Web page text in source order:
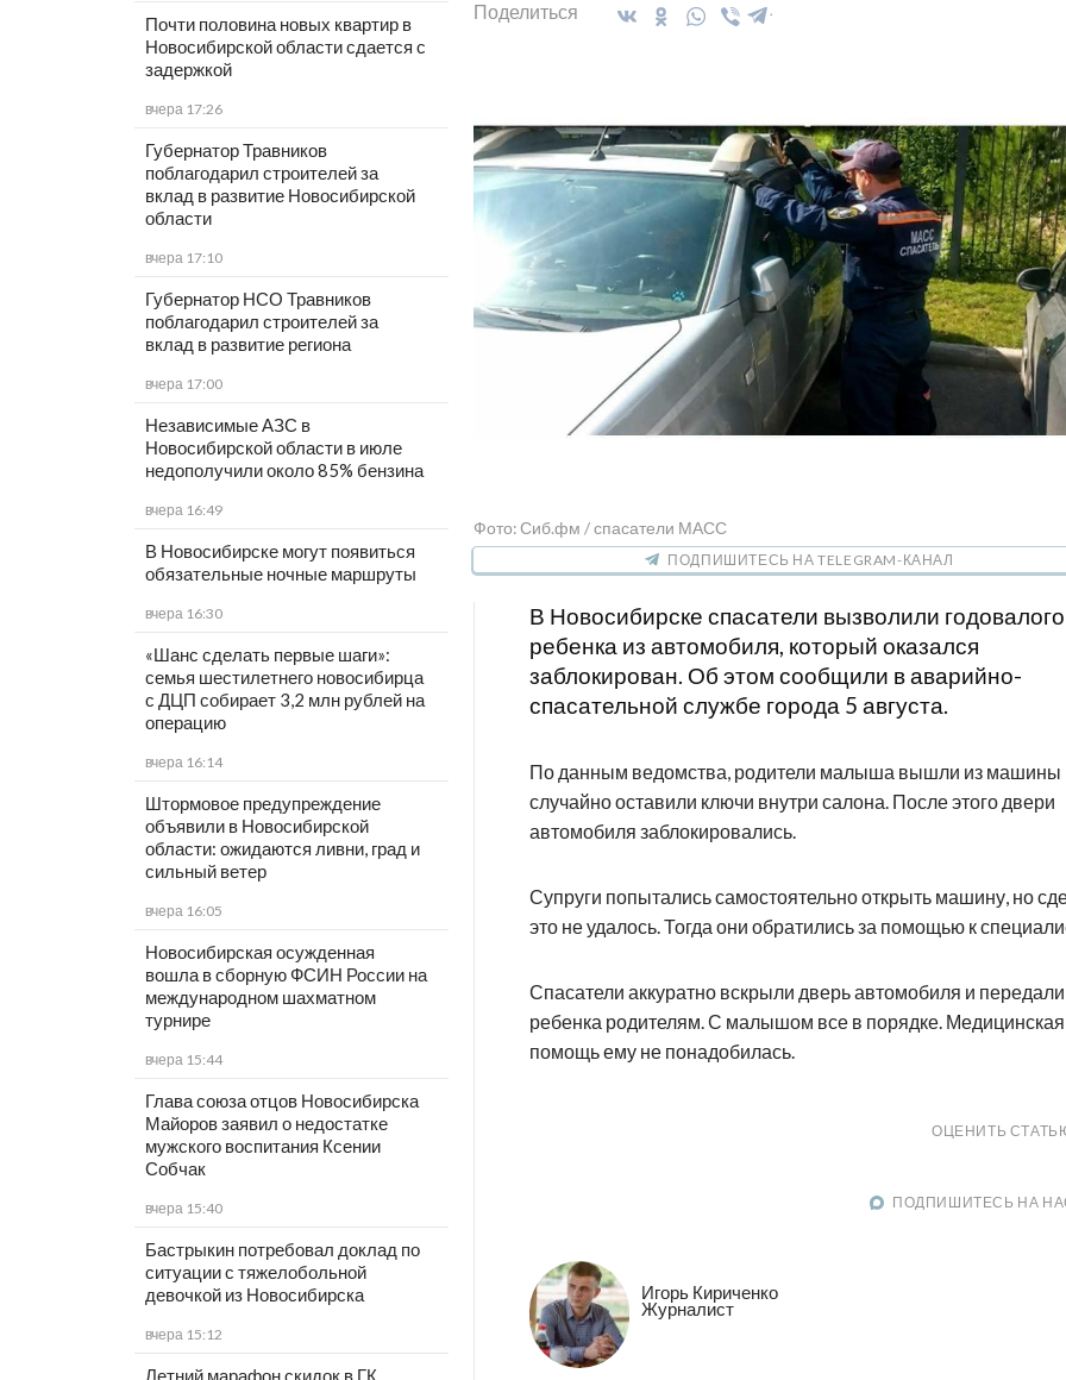
Почти половина новых квартир в
Новосибирской области сдается с
задержкой
вчера 17:26
Губернатор Травников
поблагодарил строителей за
вклад в развитие Новосибирской
области
вчера 17:10
Губернатор НСО Травников
поблагодарил строителей за
вклад в развитие региона
вчера 17:00
Независимые АЗС в
Новосибирской области в июле
недополучили около 85% бензина
вчера 16:49
В Новосибирске могут появиться
обязательные ночные маршруты
вчера 16:30
«Шанс сделать первые шаги»:
семья шестилетнего новосибирца
с ДЦП собирает 3,2 млн рублей на
операцию
вчера 16:14
Штормовое предупреждение
объявили в Новосибирской
области: ожидаются ливни, град и
сильный ветер
вчера 16:05
Новосибирская осужденная
вошла в сборную ФСИН России на
международном шахматном
турнире
вчера 15:44
Глава союза отцов Новосибирска
Майоров заявил о недостатке
мужского воспитания Ксении
Собчак
вчера 15:40
Бастрыкин потребовал доклад по
ситуации с тяжелобольной
девочкой из Новосибирска
вчера 15:12
Поделиться
Фото: Сиб.фм / спасатели МАСС
ПОДПИШИТЕСЬ НА TELEGRAM-КАНАЛ
В Новосибирске спасатели вызволили годовалого
ребенка из автомобиля, который оказался
заблокирован. Об этом сообщили в аварийно-
спасательной службе города 5 августа.
По данным ведомства, родители малыша вышли из машины
случайно оставили ключи внутри салона. После этого двери
автомобиля заблокировались.
Супруги попытались самостоятельно открыть машину, но
это не удалось. Тогда они обратились за помощью к
Спасатели аккуратно вскрыли дверь автомобиля и передали
ребенка родителям. С малышом все в порядке. Медицинская
помощь ему не понадобилась.
ОЦЕНИТЬ
ПОДПИШИТЕСЬ НА
Игорь Кириченко
Журналист